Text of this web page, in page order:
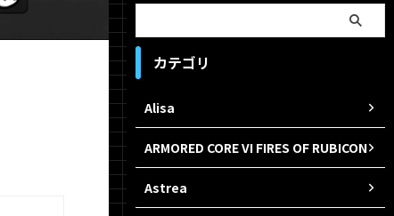
カテゴリ
Alisa
ARMORED CORE VI FIRES OF RUBICON
Astrea